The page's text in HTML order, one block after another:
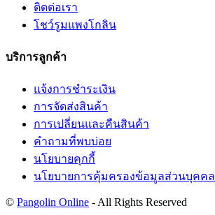
ติดต่อเรา
โชว์รูมแพงโกลิน
บริการลูกค้า
แจ้งการชำระเงิน
การจัดส่งสินค้า
การเปลี่ยนและคืนสินค้า
คำถามที่พบบ่อย
นโยบายคุกกี้
นโยบายการคุ้มครองข้อมูลส่วนบุคคล
© Pangolin Online - All Rights Reserved